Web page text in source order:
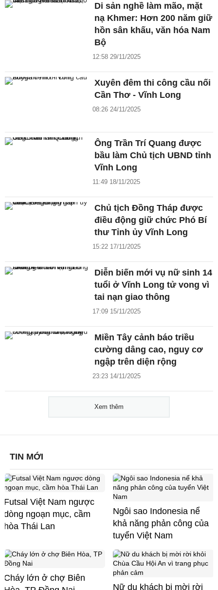
Di sản nghề làm mão, mặt
nạ Khmer: Hơn 200 năm giữ
hồn sân khấu, văn hóa Nam
Bộ
12:58 29/11/2025
Xuyên đêm thi công cầu nối
Cần Thơ - Vĩnh Long
08:26 24/11/2025
Ông Trần Trí Quang được
bầu làm Chủ tịch UBND tỉnh
Vĩnh Long
11:49 18/11/2025
Chủ tịch Đồng Tháp được
điều động giữ chức Phó Bí
thư Tỉnh ủy Vĩnh Long
15:22 17/11/2025
Diễn biến mới vụ nữ sinh 14
tuổi ở Vĩnh Long tử vong vì
tai nạn giao thông
17:09 15/11/2025
Miền Tây cảnh báo triều
cường dâng cao, nguy cơ
ngập trên diện rộng
23:23 14/11/2025
Xem thêm
TIN MỚI
Futsal Việt Nam ngược
dòng ngoạn mục, cầm
hòa Thái Lan
Ngôi sao Indonesia nể
khả năng phản công của
tuyển Việt Nam
Cháy lớn ở chợ Biên
Nữ du khách bị mời rời